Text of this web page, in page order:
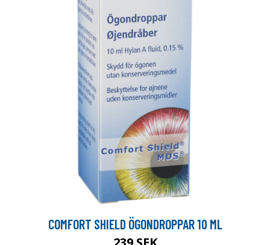
COMFORT SHIELD ÖGONDROPPAR 10 ML